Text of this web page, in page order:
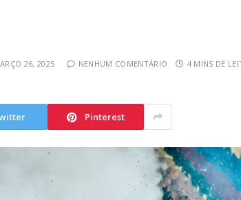
26, 2025 NENHUM COMENTÁRIO 4 MINS DE
Pinterest